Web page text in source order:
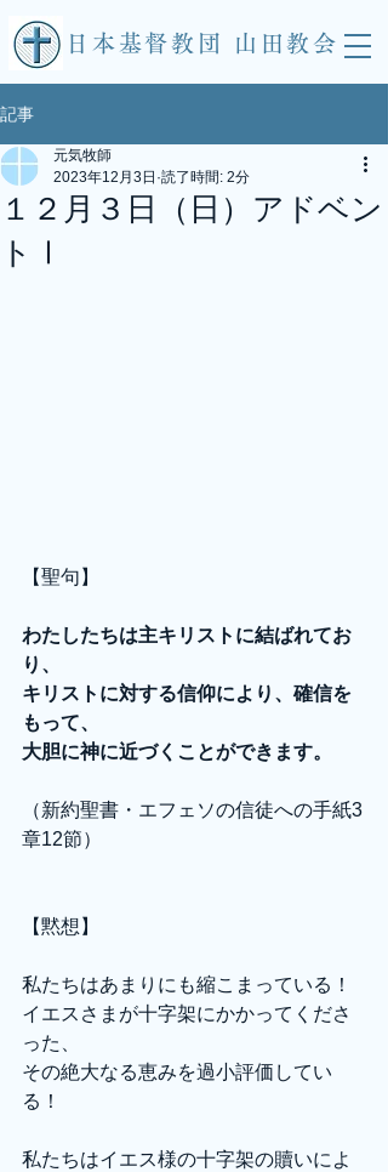
​日本基督教団 山田教会
記事
１２月３日（日）アドベン
トⅠ
元気牧師
2023年12月3日 読了時間: 2分
【聖句】
わたしたちは主キリストに結ばれてお
り、
キリストに対する信仰により、確信を
もって、
大胆に神に近づくことができます。
（新約聖書・エフェソの信徒への手紙3
章12節）
【黙想】
私たちはあまりにも縮こまっている！
イエスさまが十字架にかかってくださ
った、
その絶大なる恵みを過小評価してい
る！
私たちはイエス様の十字架の贖いによ